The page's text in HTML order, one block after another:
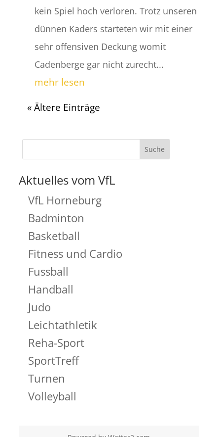
kein Spiel hoch verloren. Trotz unseren
dünnen Kaders starteten wir mit einer
sehr offensiven Deckung womit
Cadenberge gar nicht zurecht...
mehr lesen
« Ältere Einträge
Aktuelles vom VfL
VfL Horneburg
Badminton
Basketball
Fitness und Cardio
Fussball
Handball
Judo
Leichtathletik
Reha-Sport
SportTreff
Turnen
Volleyball